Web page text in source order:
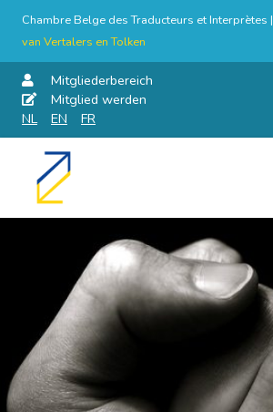
Chambre Belge des Traducteurs et Interprètes |
van Vertalers en Tolken
Mitgliederbereich
Mitglied werden
NL
EN FR
Skip